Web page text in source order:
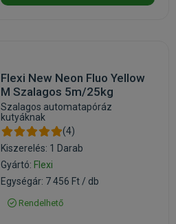
Flexi New Neon Fluo Yellow
M Szalagos 5m/25kg
Szalagos automatapóráz
kutyáknak
(4)
Kiszerelés: 1 Darab
Gyártó: Flexi
Egységár: 7 456 Ft / db
Rendelhető